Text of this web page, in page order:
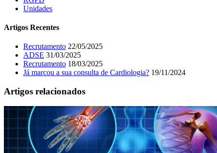
Unidades
Artigos Recentes
Recrutamento 22/05/2025
ADSE 31/03/2025
Recrutamento 18/03/2025
Já marcou a sua consulta de Cardiologia? 19/11/2024
Artigos relacionados